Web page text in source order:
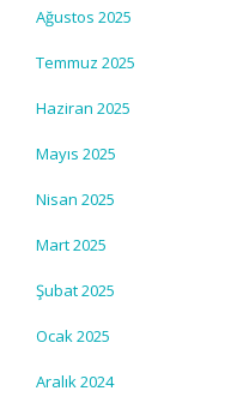
Ağustos 2025
Temmuz 2025
Haziran 2025
Mayıs 2025
Nisan 2025
Mart 2025
Şubat 2025
Ocak 2025
Aralık 2024